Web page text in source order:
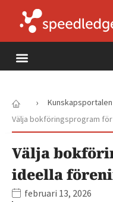
› Kunskapsportalen
Välja bokföringsprogram
Välja
ideella
februari 13, 2026